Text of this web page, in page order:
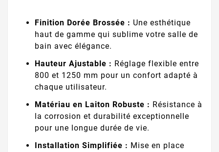
Finition Dorée Brossée : Une esthétique
haut de gamme qui sublime votre salle de
bain avec élégance.
Hauteur Ajustable : Réglage flexible entre
800 et 1250 mm pour un confort adapté à
chaque utilisateur.
Matériau en Laiton Robuste : Résistance à
la corrosion et durabilité exceptionnelle
pour une longue durée de vie.
Installation Simplifiée : Mise en place